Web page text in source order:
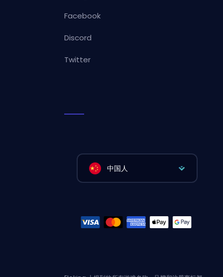
Facebook
Discord
Twitter
中国人